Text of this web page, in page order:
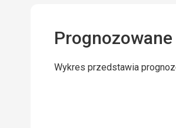
Wykres przedstawia